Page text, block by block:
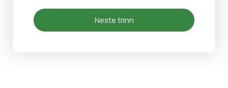
Neste trinn